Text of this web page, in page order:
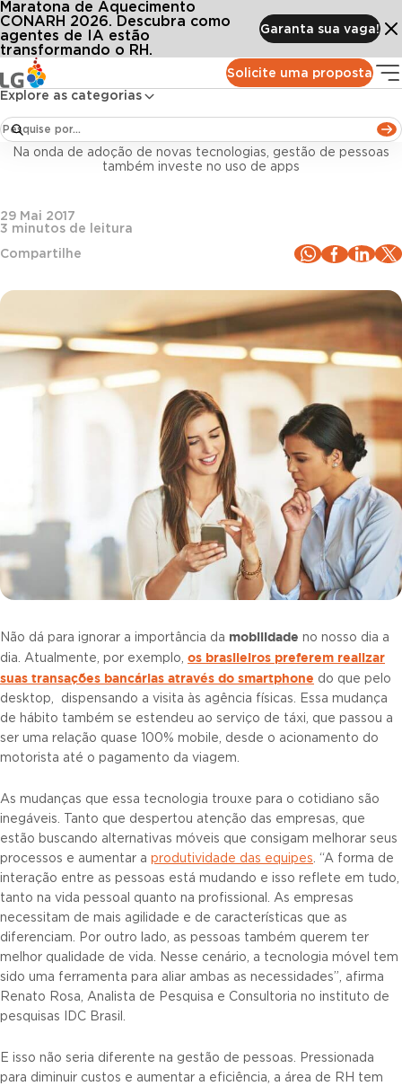
Solicite uma proposta
Explore as categorias
Maratona de Aquecimento
CONARH 2026. Descubra como
agentes de IA estão
transformando o RH.
Garanta sua vaga!
Conteúdos Blog LG
RH self-service: mobilidade para otimização de tempo
Gestão de pessoas
RH self-service: mobilidade para otimização de
tempo
Na onda de adoção de novas tecnologias, gestão de pessoas
também investe no uso de apps
29 Mai 2017
3 minutos de leitura
Compartilhe
Não dá para ignorar a importância da mobilidade no nosso dia a
dia. Atualmente, por exemplo, os brasileiros preferem realizar
suas transações bancárias através do smartphone do que pelo
desktop, dispensando a visita às agência físicas. Essa mudança
de hábito também se estendeu ao serviço de táxi, que passou a
ser uma relação quase 100% mobile, desde o acionamento do
motorista até o pagamento da viagem.
As mudanças que essa tecnologia trouxe para o cotidiano são
inegáveis. Tanto que despertou atenção das empresas, que
estão buscando alternativas móveis que consigam melhorar seus
processos e aumentar a produtividade das equipes . “A forma de
interação entre as pessoas está mudando e isso reflete em tudo,
tanto na vida pessoal quanto na profissional. As empresas
necessitam de mais agilidade e de características que as
diferenciam. Por outro lado, as pessoas também querem ter
melhor qualidade de vida. Nesse cenário, a tecnologia móvel tem
sido uma ferramenta para aliar ambas as necessidades”, afirma
Renato Rosa, Analista de Pesquisa e Consultoria no instituto de
pesquisas IDC Brasil.
E isso não seria diferente na gestão de pessoas. Pressionada
para diminuir custos e aumentar a eficiência, a área de RH tem